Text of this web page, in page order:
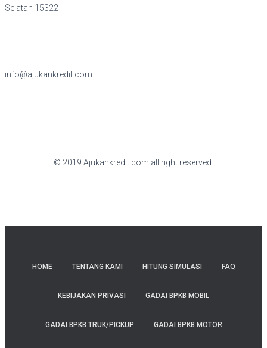
Selatan 15322
info@ajukankredit.com
© 2019 Ajukankredit.com all right reserved.
HOME TENTANG KAMI HITUNG SIMULASI FAQ
KEBIJAKAN PRIVASI GADAI BPKB MOBIL
GADAI BPKB TRUK/PICKUP GADAI BPKB MOTOR